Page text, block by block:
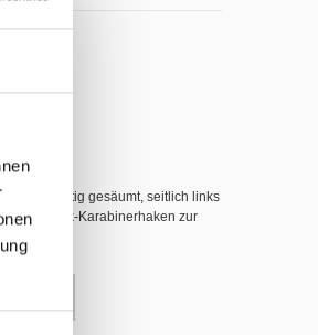
B1, 3-seitig gesäumt, seitlich links
Plastik-Karabinerhaken zur